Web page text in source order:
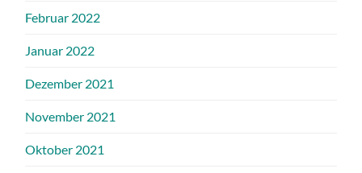
Februar 2022
Januar 2022
Dezember 2021
November 2021
Oktober 2021